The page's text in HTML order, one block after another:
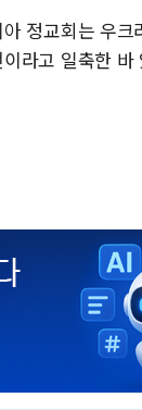
정교회는 우
라고 일축한 바